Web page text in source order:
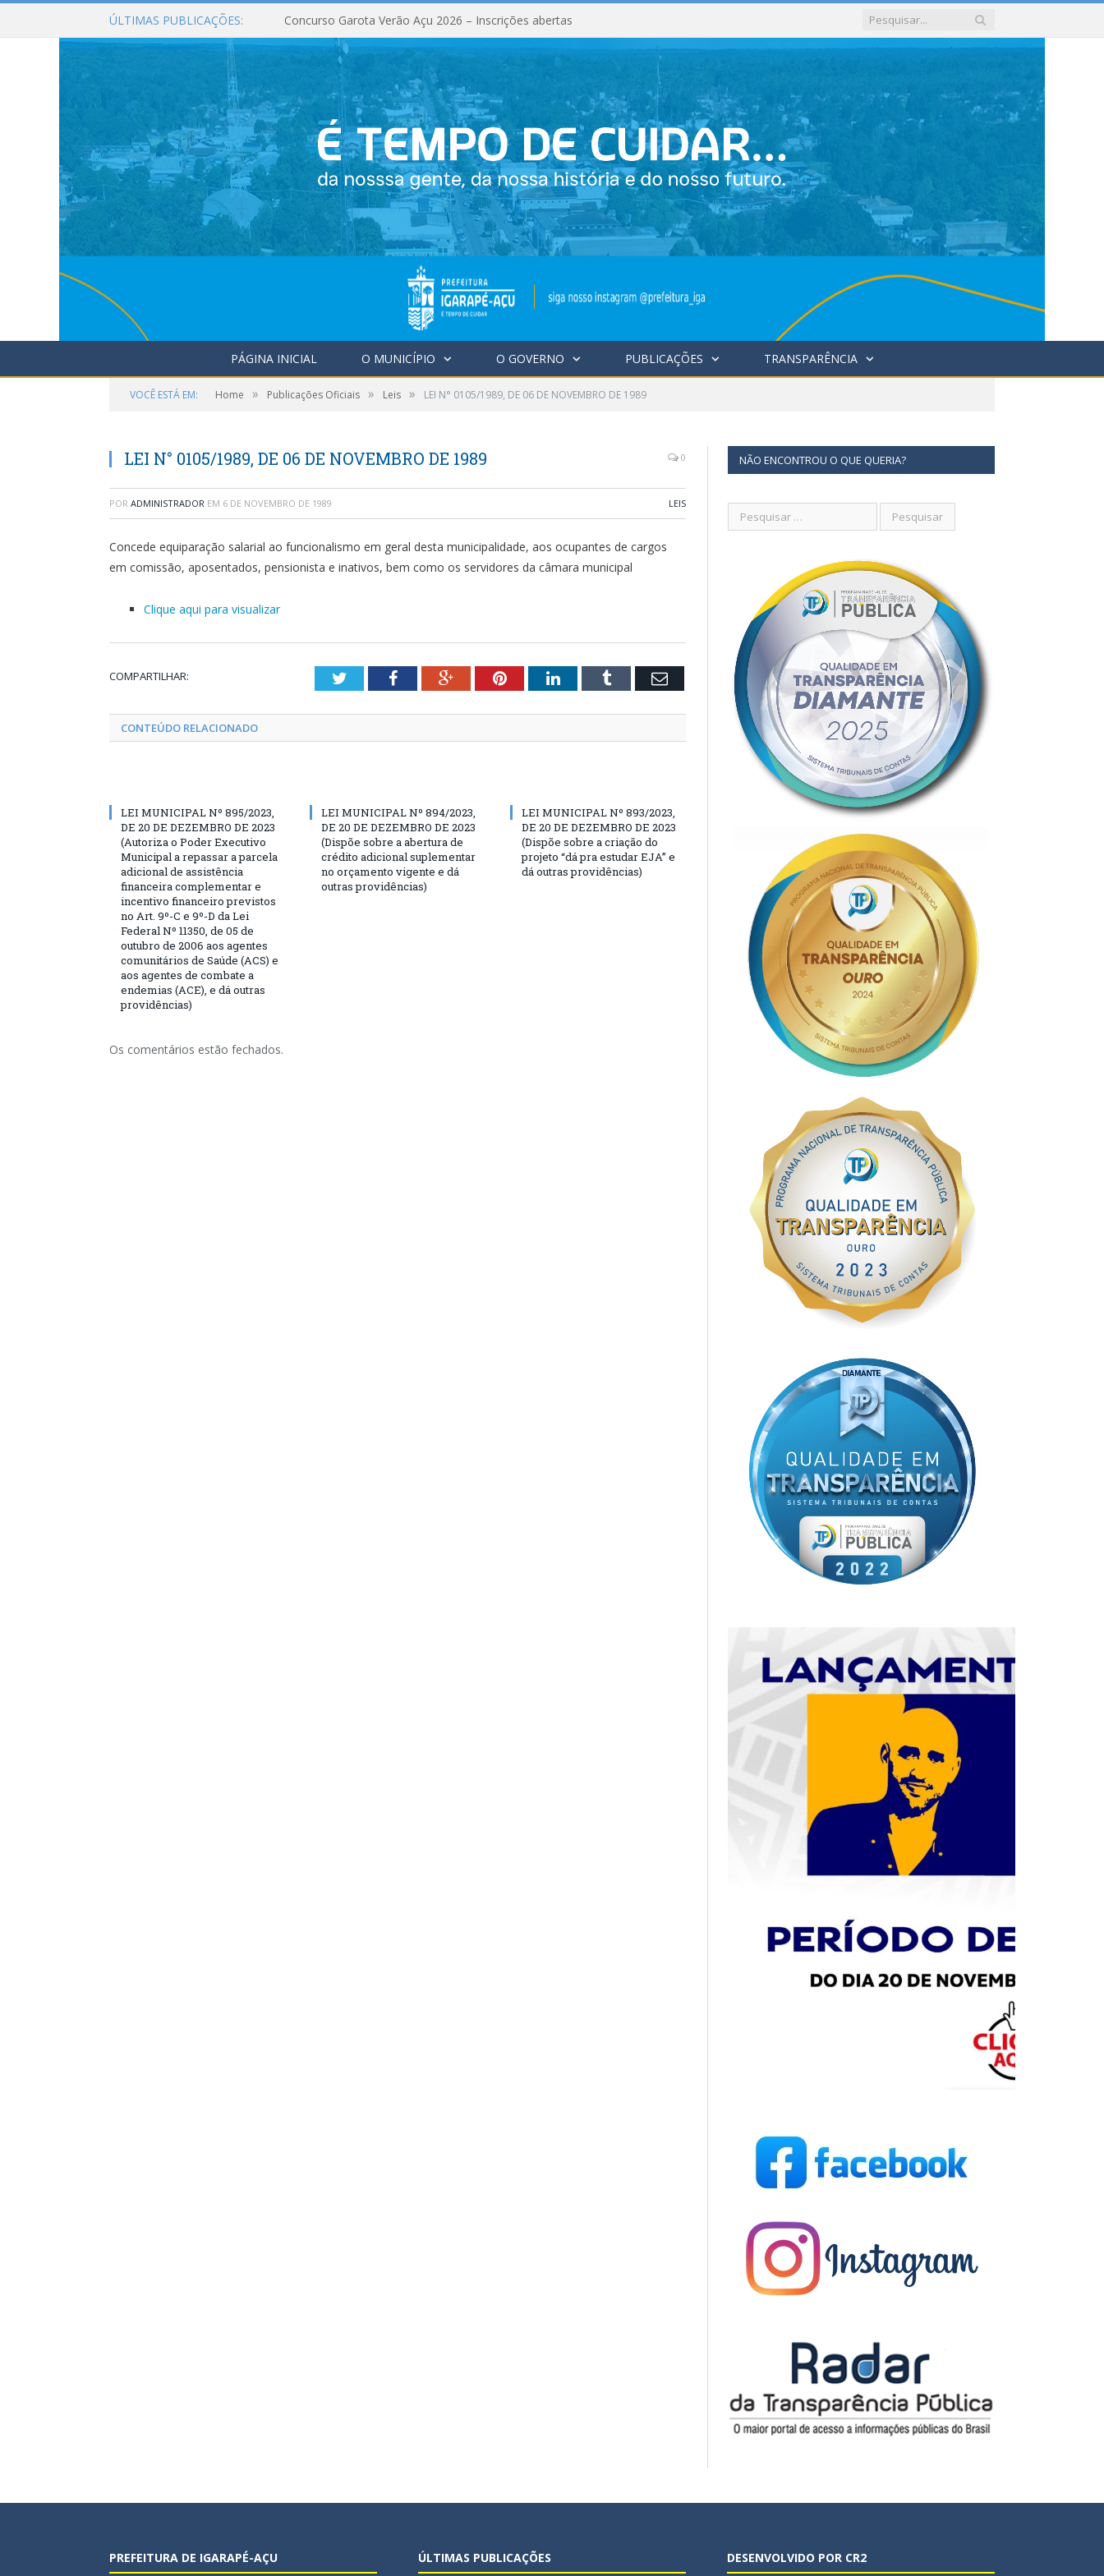
ÚLTIMAS PUBLICAÇÕES: Concurso Garota Verão Açu 2026 – Inscrições abertas
PÁGINA INICIAL O MUNICÍPIO O GOVERNO PUBLICAÇÕES TRANSPARÊNCIA
VOCÊ ESTÁ EM: Home » Publicações Oficiais » Leis » LEI N° 0105/1989, DE 06 DE NOVEMBRO DE 1989
LEI N° 0105/1989, DE 06 DE NOVEMBRO DE 1989 0
POR ADMINISTRADOR EM 6 DE NOVEMBRO DE 1989 LEIS
Concede equiparação salarial ao funcionalismo em geral desta municipalidade, aos ocupantes de cargos
em comissão, aposentados, pensionista e inativos, bem como os servidores da câmara municipal
Clique aqui para visualizar
COMPARTILHAR: TwitterFacebookGoogle+PinterestLinkedInTumblr Email
CONTEÚDO RELACIONADO
LEI MUNICIPAL Nº 895/2023,
DE 20 DE DEZEMBRO DE 2023
(Autoriza o Poder Executivo
Municipal a repassar a parcela
adicional de assistência
financeira complementar e
incentivo financeiro previstos
no Art. 9º-C e 9º-D da Lei
Federal Nº 11350, de 05 de
outubro de 2006 aos agentes
comunitários de Saúde (ACS) e
aos agentes de combate a
endemias (ACE), e dá outras
providências)
LEI MUNICIPAL Nº 894/2023,
DE 20 DE DEZEMBRO DE 2023
(Dispõe sobre a abertura de
crédito adicional suplementar
no orçamento vigente e dá
outras providências)
LEI MUNICIPAL Nº 893/2023,
DE 20 DE DEZEMBRO DE 2023
(Dispõe sobre a criação do
projeto “dá pra estudar EJA” e
dá outras providências)
Os comentários estão fechados.
NÃO ENCONTROU O QUE QUERIA?
PREFEITURA DE IGARAPÉ-AÇU ÚLTIMAS PUBLICAÇÕES DESENVOLVIDO POR CR2